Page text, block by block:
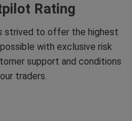
Rating
strived to offer the highest
with exclusive risk
support and conditions
traders.